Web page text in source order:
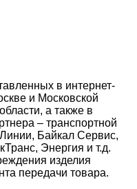
в интернет-
и Московской
а также в
– транспортной
Байкал Сервис,
Энергия и т.д.
изделия
передачи товара.